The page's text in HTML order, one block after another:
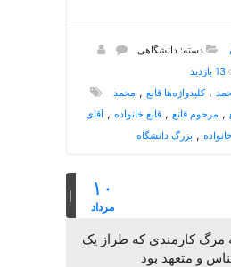
دسته: دانشگاهی
13 بازدید
,کلیدواژه‌ها قانع , محمد
, مرحوم قانع ,قانع خانواده ,آقای
, بزرگ دانشگاه
۱۰
مرداد
مرگ کارمندی که طراز یک
و متعهد بود